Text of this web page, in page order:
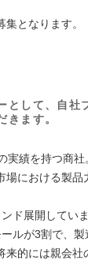
となります。
として、自社
きます。
実績を持つ商
における製品
ド展開してい
ルが3割で、
来的には親会